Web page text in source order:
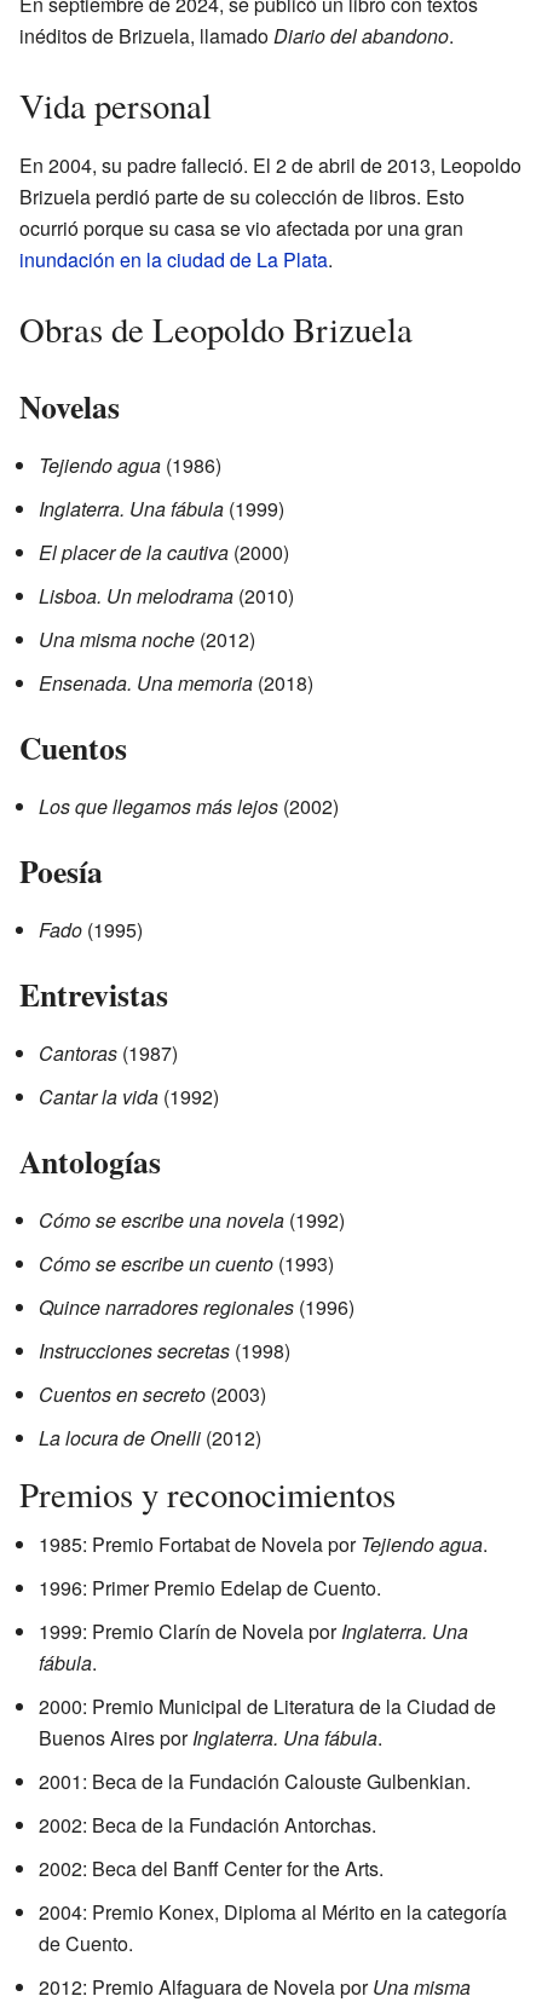
inéditos de Brizuela, llamadoDiario del abandono.
Vida personal
En 2004, su padre falleció. El 2 de abril de 2013, Leopoldo
Brizuela perdió parte de su colección de libros. Esto
ocurrió porque su casa se vio afectada por una gran
inundación en la ciudad de La Plata.
Obras de Leopoldo Brizuela
Novelas
Tejiendo agua (1986)
Inglaterra. Una fábula (1999)
El placer de la cautiva (2000)
Lisboa. Un melodrama (2010)
Una misma noche (2012)
Ensenada. Una memoria (2018)
Cuentos
Los que llegamos más lejos (2002)
Poesía
Fado (1995)
Entrevistas
Cantoras (1987)
Cantar la vida (1992)
Antologías
Cómo se escribe una novela (1992)
Cómo se escribe un cuento (1993)
Quince narradores regionales (1996)
Instrucciones secretas (1998)
Cuentos en secreto (2003)
La locura de Onelli (2012)
Premios y reconocimientos
1985: Premio Fortabat de Novela porTejiendo agua.
1996: Primer Premio Edelap de Cuento.
1999: Premio Clarín de Novela porInglaterra. Una
fábula.
2000: Premio Municipal de Literatura de la Ciudad de
Buenos Aires porInglaterra. Una fábula.
2001: Beca de la Fundación Calouste Gulbenkian.
2002: Beca de la Fundación Antorchas.
2002: Beca del Banff Center for the Arts.
2004: Premio Konex, Diploma al Mérito en la categoría
de Cuento.
2012: Premio Alfaguara de Novela porUna misma